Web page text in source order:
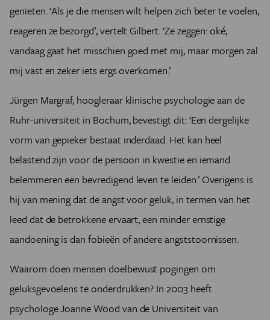
genieten. ‘Als je die mensen wilt helpen zich beter te voelen,
reageren ze bezorgd’, vertelt Gilbert. ‘Ze zeggen: oké,
vandaag gaat het misschien goed met mij, maar morgen zal
mij vast en zeker iets ergs overkomen.’
Jürgen Margraf, hoogleraar klinische psychologie aan de
Ruhr-universiteit in Bochum, bevestigt dit: ‘Een dergelijke
vorm van gepieker bestaat inderdaad. Het kan heel
belastend zijn voor de persoon in kwestie en iemand
belemmeren een bevredigend leven te leiden.’ Overigens is
hij van mening dat de angst voor geluk, in termen van het
leed dat de betrokkene ervaart, een minder ernstige
aandoening is dan fobieën of andere angststoornissen.
Waarom doen mensen doelbewust pogingen om
geluksgevoelens te onderdrukken? In 2003 heeft
psychologe Joanne Wood van de Universiteit van